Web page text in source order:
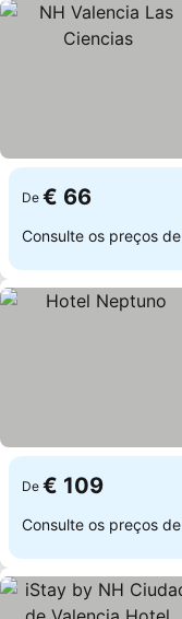
De € 66
Consulte os preços de
De € 109
Consulte os preços de